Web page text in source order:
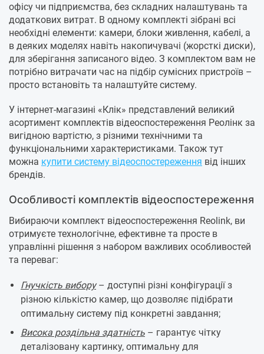
офісу чи підприємства, без складних налаштувань та
додаткових витрат. В одному комплекті зібрані всі
необхідні елементи: камери, блоки живлення, кабелі, а
в деяких моделях навіть накопичувачі (жорсткі диски),
для зберігання записаного відео. З комплектом вам не
потрібно витрачати час на підбір сумісних пристроїв –
просто встановіть та налаштуйте систему.
У інтернет-магазині «Клік» представлений великий
асортимент комплектів відеоспостереження Реолінк за
вигідною вартістю, з різними технічними та
функціональними характеристиками. Також тут
можна купити систему відеоспостереження від інших
брендів.
Особливості комплектів відеоспостереження
Вибираючи комплект відеоспостереження Reolink, ви
отримуєте технологічне, ефективне та просте в
управлінні рішення з набором важливих особливостей
та переваг:
Гнучкість вибору– доступні різні конфігурації з
різною кількістю камер, що дозволяє підібрати
оптимальну систему під конкретні завдання;
Висока роздільна здатність – гарантує чітку
деталізовану картинку, оптимальну для